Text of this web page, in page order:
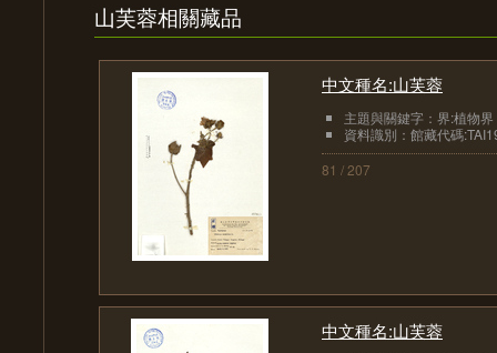
山芙蓉相關藏品
中文種名:山芙蓉
主題與關鍵字：界:植物界
資料識別：館藏代碼
81 / 207
中文種名:山芙蓉